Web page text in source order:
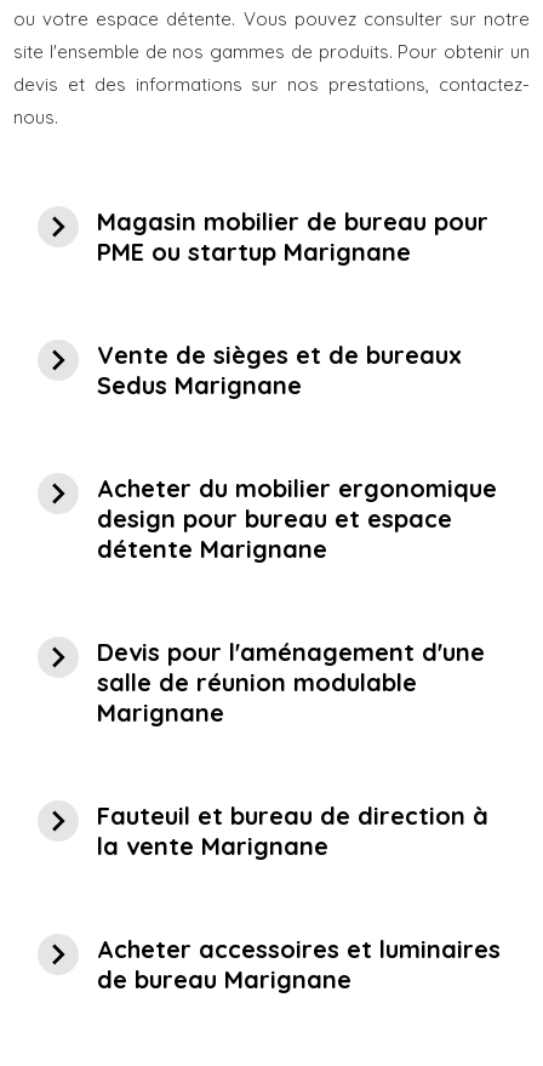
ou votre espace détente. Vous pouvez consulter sur notre
site l'ensemble de nos gammes de produits. Pour obtenir un
devis et des informations sur nos prestations, contactez-
nous.
navigate_next
Magasin mobilier de bureau pour
PME ou startup Marignane
navigate_next
Vente de sièges et de bureaux
Sedus Marignane
navigate_next
Acheter du mobilier ergonomique
design pour bureau et espace
détente Marignane
navigate_next
Devis pour l'aménagement d'une
salle de réunion modulable
Marignane
navigate_next
Fauteuil et bureau de direction à
la vente Marignane
navigate_next
Acheter accessoires et luminaires
de bureau Marignane